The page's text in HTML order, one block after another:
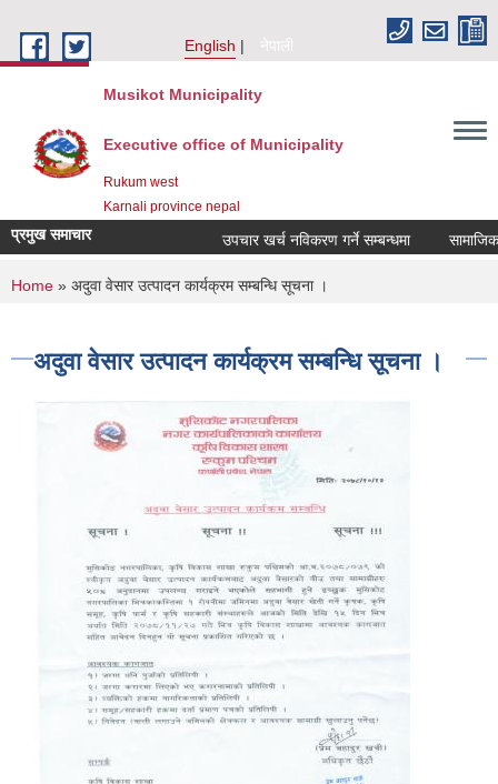
English
नेपाली
Musikot Municipality
Executive office of Municipality
Rukum west
Karnali province nepal
प्रमुख समाचार उपचार खर्च नविकरण गर्ने सम्बन्धमा
You are here
Home » अदुवा वेसार उत्पादन कार्यक्रम सम्बन्धि सूचना ।
अदुवा वेसार उत्पादन कार्यक्रम सम्बन्धि सूचना ।